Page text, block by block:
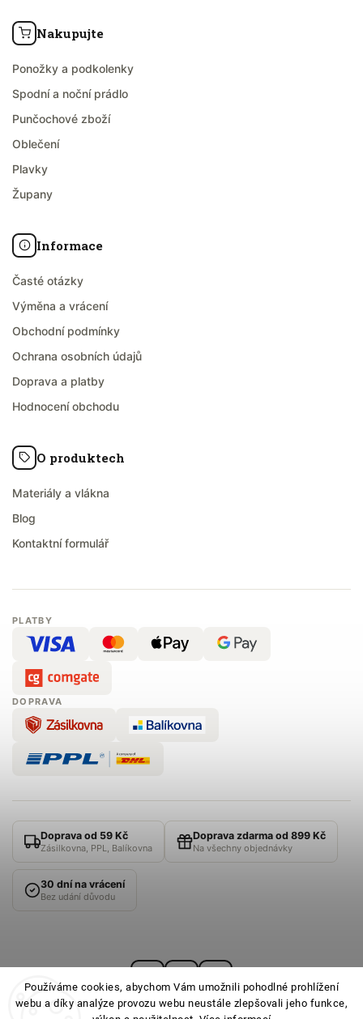
Používáme cookies, abychom Vám umožnili pohodlné prohlížení
webu a díky analýze provozu webu neustále zlepšovali jeho funkce,
Nakupujte
Ponožky a podkolenky
Spodní a noční prádlo
Punčochové zboží
Oblečení
Plavky
Župany
Informace
Časté otázky
Výměna a vrácení
Obchodní podmínky
Ochrana osobních údajů
Doprava a platby
Hodnocení obchodu
O produktech
Materiály a vlákna
Blog
Kontaktní formulář
PLATBY
DOPRAVA
Doprava od 59 Kč
Zásilkovna, PPL, Balíkovna
Doprava zdarma od 899 Kč
Na všechny objednávky
30 dní na vrácení
Bez udání důvodu